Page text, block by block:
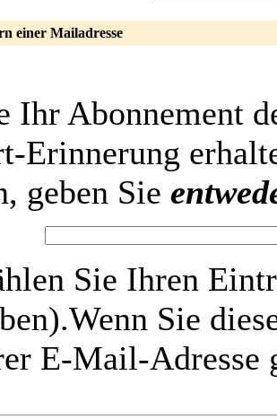
einer Mailadresse
Ihr Abonnement
Erinnerung
geben Sie
Sie Ihren
Sie
E-Mail-Adresse